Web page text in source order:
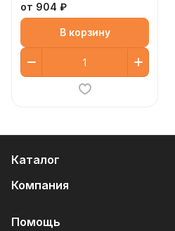
от 904 ₽
В корзину
Каталог
Компания
Помощь